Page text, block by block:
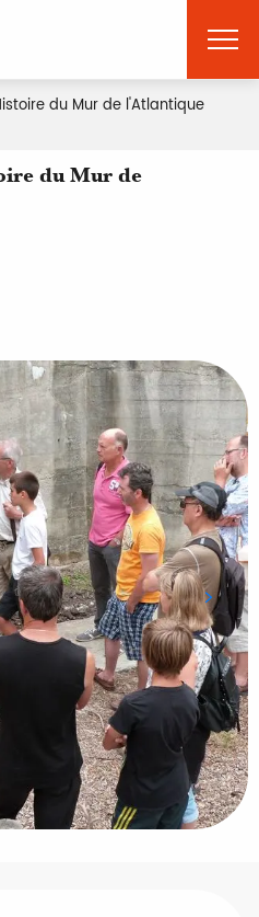
du Mur de l'Atlantique
du Mur de